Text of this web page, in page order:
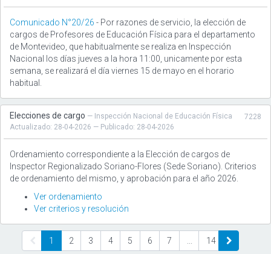
Comunicado N°20/26 - Por razones de servicio, la elección de
cargos de Profesores de Educación Física para el departamento
de Montevideo, que habitualmente se realiza en Inspección
Nacional los días jueves a la hora 11:00, unicamente por esta
semana, se realizará el día viernes 15 de mayo en el horario
habitual.
7228
Elecciones de cargo — Inspección Nacional de Educación Física
Actualizado: 28-04-2026 — Publicado: 28-04-2026
Ordenamiento correspondiente a la Elección de cargos de
Inspector Regionalizado Soriano-Flores (Sede Soriano). Criterios
de ordenamiento del mismo, y aprobación para el año 2026.
Ver ordenamiento
Ver criterios y resolución
1 2 3 4 5 6 7 14